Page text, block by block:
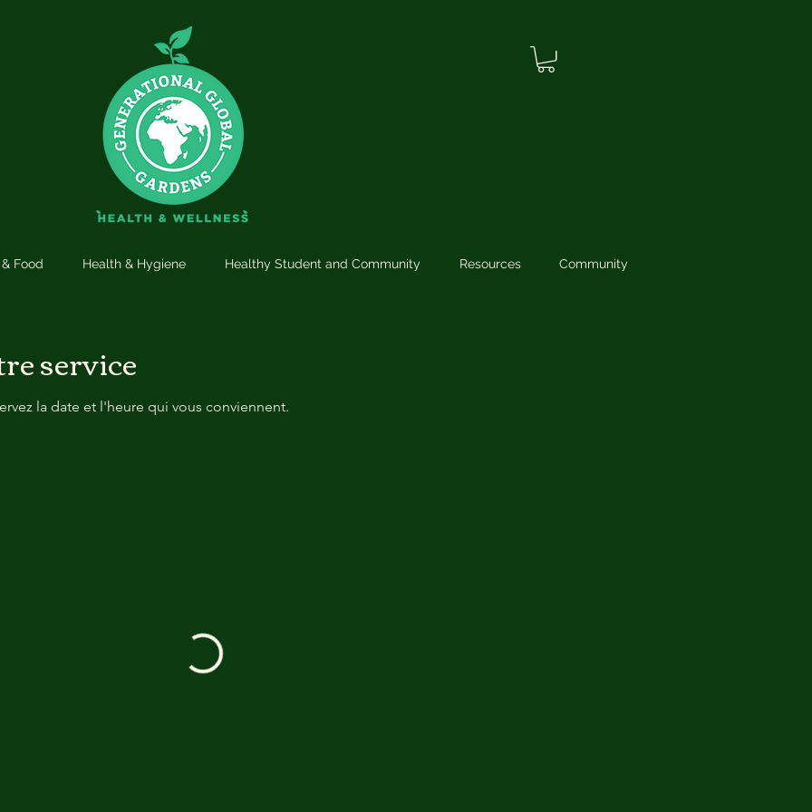
Food Health & Hygiene Healthy Student and Community Resources Community
service
la date et l'heure qui vous conviennent.